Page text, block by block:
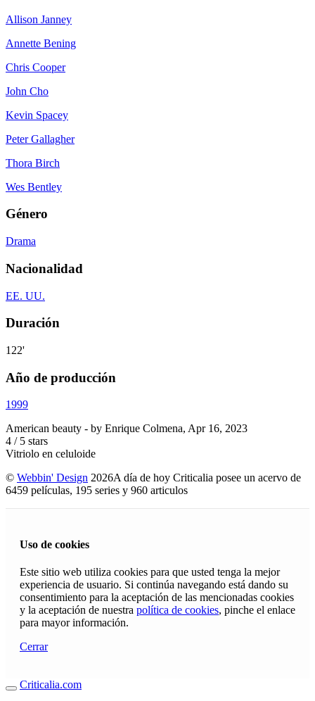
Allison Janney
Annette Bening
Chris Cooper
John Cho
Kevin Spacey
Peter Gallagher
Thora Birch
Wes Bentley
Género
Drama
Nacionalidad
EE. UU.
Duración
122'
Año de producción
1999
American beauty - by Enrique Colmena, Apr 16, 2023
4 / 5 stars
Vitriolo en celuloide
© Webbin' Design 2026A día de hoy Criticalia posee un acervo de
6459 películas, 195 series y 960 articulos
Uso de cookies
Este sitio web utiliza cookies para que usted tenga la mejor
experiencia de usuario. Si continúa navegando está dando su
consentimiento para la aceptación de las mencionadas cookies
y la aceptación de nuestra política de cookies, pinche el enlace
para mayor información.
Cerrar
Criticalia.com